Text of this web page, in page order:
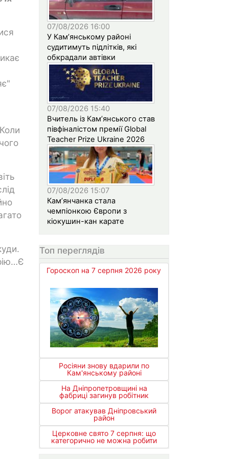
07/08/2026 16:00
У Кам’янському районі
судитимуть підлітків, які
обкрадали автівки
07/08/2026 15:40
Вчитель із Кам’янського став
півфіналістом премії Global
Teacher Prize Ukraine 2026
07/08/2026 15:07
Кам’янчанка стала
чемпіонкою Європи з
кіокушин-кан карате
Топ переглядів
Гороскоп на 7 серпня 2026 року
Росіяни знову вдарили по
Кам'янському районі
На Дніпропетровщині на
фабриці загинув робітник
Ворог атакував Дніпровський
район
Церковне свято 7 серпня: що
категорично не можна робити